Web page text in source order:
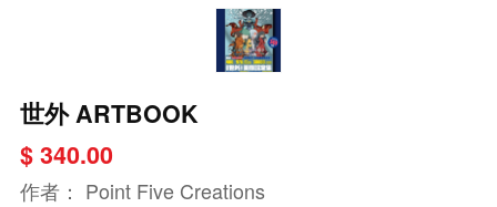
世外 ARTBOOK
$ 340.00
作者： Point Five Creations